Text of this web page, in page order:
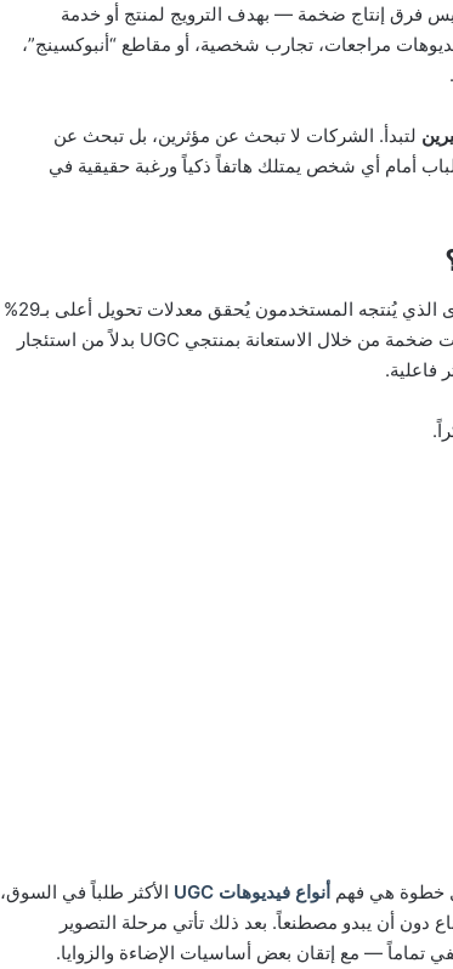
فرق إنتاج ضخمة — بهدف الترويج لمنتج أو خدمة
مراجعات، تجارب شخصية، أو مقاطع “أنبوكسينج”،
لتبدأ. الشركات لا تبحث عن مؤثرين، بل تبحث عن
أمام أي شخص يمتلك هاتفاً ذكياً ورغبة حقيقية في
الأرقام تتحدث عن نفسها: الدراسات تُشير إلى أن المحتوى الذي يُنتجه المستخدمون يُحقق معدلات تحويل أعلى بـ29%
مقارنة بالمحتوى التقليدي. العلامات التجارية توفر ميزانيات ضخمة من خلال الاستعانة بمنتجي UGC بدلاً من استئجار
فاعلية.
خطوة هي فهم أنواع فيديوهات UGC
الأكثر طلباً في السوق،
دون أن يبدو مصطنعاً. بعد ذلك تأتي مرحلة التصوير
تماماً — مع إتقان بعض أساسيات الإضاءة والزوايا.